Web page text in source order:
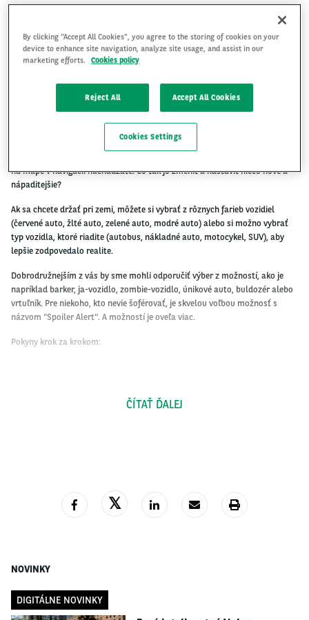
Navigácia Waze je veľmi populárna a niet divu. Nielenže ponúka tie
môžete sa aj vyhnúť pokutám alebo si užiť veľa zábavy. A je to pomerne
zábavná záležitosť, ktorú vám ukážeme v dnešnom článku.
Povedzme, že vás už nebaví ikona vozidla, ktorú majú v systéme Waze
na mape v navigácii nachádzate. Čo tak ju zmeniť a nastaviť niečo nové a
nápaditejšie?
Ak sa chcete držať pri zemi, môžete si vybrať z rôznych farieb vozidiel
(červené auto, žlté auto, zelené auto, modré auto) alebo si možno vybrať
typ vozidla, ktoré riadite (autobus, nákladné auto, motocykel, SUV), aby
lepšie zodpovedalo realite.
Dobrodružnejším z vás by sme mohli odporučiť výber z možností, ako je
napríklad barker, ja-vozidlo, zombie-vozidlo, únikové auto, buldozér alebo
vrtuľník. Pre niekoho, kto nevie šoférovať, je skvelou voľbou možnosť s
názvom "Spoiler Alert". A možností je oveľa viac.
Pokyny krok za krokom:
Vyberte ikonu ozubeného kolesa v ľavom hornom rohu
ČÍTAŤ ĎALEJ
NOVINKY
DIGITÁLNE NOVINKY
By clicking “Accept All Cookies”, you agree to the storing of cookies on your
device to enhance site navigation, analyze site usage, and assist in our
marketing efforts. Cookies policy
Reject All Accept All Cookies
Cookies Settings